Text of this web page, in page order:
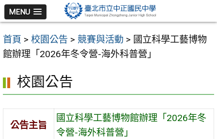
跳
至
主
要
容
區
MENU
首頁 > 校園公告 > 競賽與活動 > 國立科學工藝博物
館辦理「2026年冬令營-海外科普營」
校園公告
公告主旨
國立科學工藝博物館辦理「2026年冬
令營-海外科普營」